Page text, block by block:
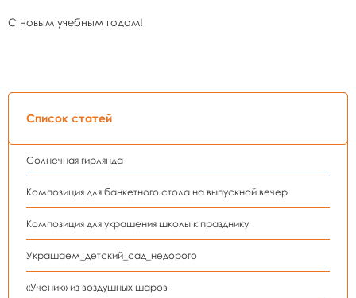
С новым учебным годом!
Список статей
Солнечная гирлянда
Композиция для банкетного стола на выпускной вечер
Композиция для украшения школы к празднику
Украшаем_детский_сад_недорого
«Ученик» из воздушных шаров